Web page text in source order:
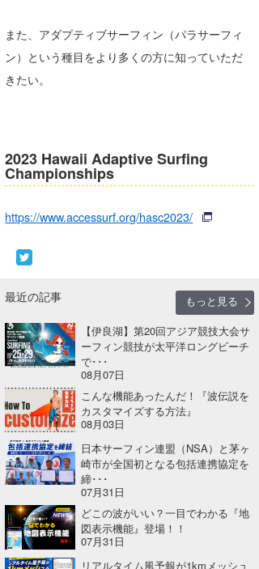
また、アダプティブサーフィン（パラサーフィ
ン）という種目をより多くの方に知っていただ
きたい。
2023 Hawaii Adaptive Surfing
Championships
https://www.accessurf.org/hasc2023/
最近の記事
もっと見る
【伊良湖】第20回アジア競技大会サ
ーフィン競技が太平洋ロングビーチ
で･･･
08月07日
こんな機能あったんだ！『波伝説を
カスタマイズする方法』
08月03日
日本サーフィン連盟（NSA）と茅ヶ
崎市が全国初となる包括連携協定を
締･･･
07月31日
どこの波がいい？一目でわかる『地
図表示機能』登場！！
07月31日
リアルタイム風予報が1kmメッシュ
上田純子
上條将美
ゴン
banpaku
Mr.K
chappy
Romisea